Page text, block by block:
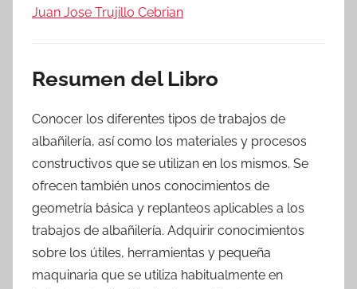
Juan Jose Trujillo Cebrian
Resumen del Libro
Conocer los diferentes tipos de trabajos de
albañilería, así como los materiales y procesos
constructivos que se utilizan en los mismos. Se
ofrecen también unos conocimientos de
geometría básica y replanteos aplicables a los
trabajos de albañilería. Adquirir conocimientos
sobre los útiles, herramientas y pequeña
maquinaria que se utiliza habitualmente en